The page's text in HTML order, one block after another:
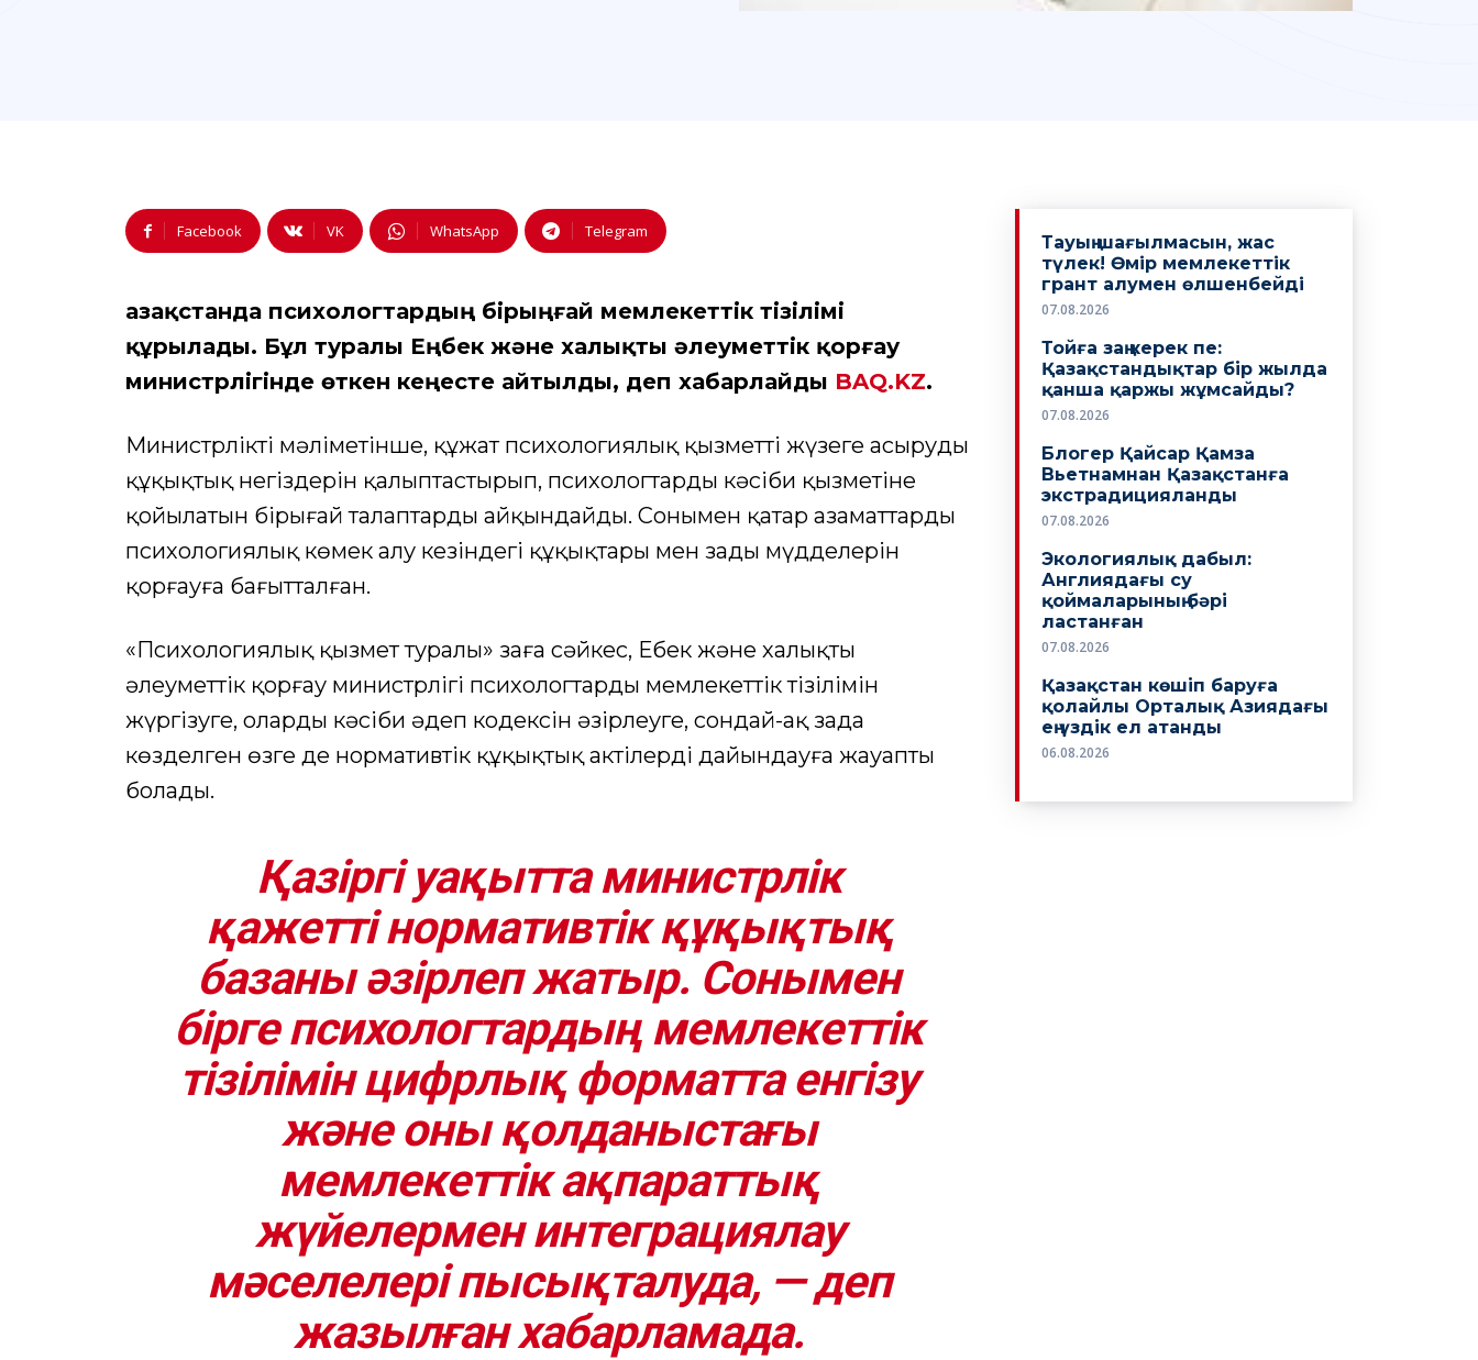
Facebook VK WhatsApp Telegram
Қазақстанда психологтардың бірыңғай мемлекеттік тізілімі
құрылады. Бұл туралы Еңбек және халықты әлеуметтік қорғау
министрлігінде өткен кеңесте айтылды, деп хабарлайды BAQ.KZ.
Министрліктің мәліметінше, құжат психологиялық қызметті жүзеге асырудың
құқықтық негіздерін қалыптастырып, психологтардың кәсіби қызметіне
қойылатын бірыңғай талаптарды айқындайды. Сонымен қатар азаматтардың
психологиялық көмек алу кезіндегі құқықтары мен заңды мүдделерін
қорғауға бағытталған.
«Психологиялық қызмет туралы» заңға сәйкес, Еңбек және халықты
әлеуметтік қорғау министрлігі психологтардың мемлекеттік тізілімін
жүргізуге, олардың кәсіби әдеп кодексін әзірлеуге, сондай-ақ заңда
көзделген өзге де нормативтік құқықтық актілерді дайындауға жауапты
болады.
Қазіргі уақытта министрлік
қажетті нормативтік құқықтық
базаны әзірлеп жатыр. Сонымен
бірге психологтардың мемлекеттік
тізілімін цифрлық форматта енгізу
және оны қолданыстағы
мемлекеттік ақпараттық
жүйелермен интеграциялау
мәселелері пысықталуда, — деп
жазылған хабарламада.
Тауың шағылмасын, жас
түлек! Өмiр мемлекеттiк
грант алумен өлшенбейдi
07.08.2026
Тойға заң керек пе:
Қазақстандықтар бір жылда
қанша қаржы жұмсайды?
07.08.2026
Блогер Қайсар Қамза
Вьетнамнан Қазақстанға
экстрадицияланды
07.08.2026
Экологиялық дабыл:
Англиядағы су
қоймаларының бәрі
ластанған
07.08.2026
Қазақстан көшіп баруға
қолайлы Орталық Азиядағы
ең үздік ел атанды
06.08.2026